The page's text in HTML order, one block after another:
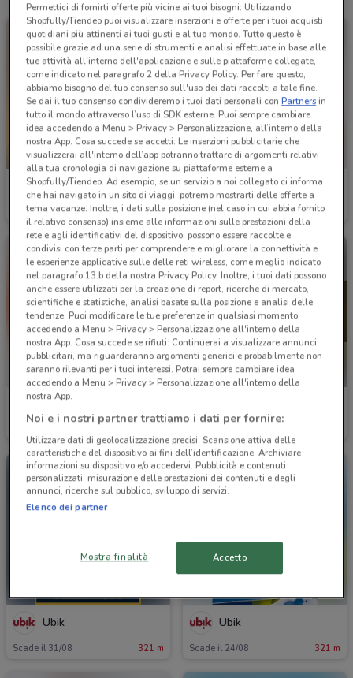
NUOVO
Giunti al Punto
Scade domenica 151 m
Giunti al Punto
Scade domenica 151 m
Giunti al Punto
Ubik
Scade il 31/08 321 m
Ubik
Scade il 24/08 321 m
Permettici di fornirti offerte più vicine ai tuoi bisogni: Utilizzando
Shopfully/Tiendeo puoi visualizzare inserzioni e offerte per i tuoi acquisti
quotidiani più attinenti ai tuoi gusti e al tuo mondo. Tutto questo è
possibile grazie ad una serie di strumenti e analisi effettuate in base alle
tue attività all'interno dell'applicazione e sulle piattaforme collegate,
come indicato nel paragrafo 2 della Privacy Policy. Per fare questo,
abbiamo bisogno del tuo consenso sull'uso dei dati raccolti a tale fine.
Se dai il tuo consenso condivideremo i tuoi dati personali conPartnersin
tutto il mondo attraverso l’uso di SDK esterne. Puoi sempre cambiare
idea accedendo a Menu > Privacy > Personalizzazione, all’interno della
nostra App. Cosa succede se accetti: Le inserzioni pubblicitarie che
visualizzerai all'interno dell’app potranno trattare di argomenti relativi
alla tua cronologia di navigazione su piattaforme esterne a
Shopfully/Tiendeo. Ad esempio, se un servizio a noi collegato ci informa
che hai navigato in un sito di viaggi, potremo mostrarti delle offerte a
tema vacanze. Inoltre, i dati sulla posizione (nel caso in cui abbia fornito
il relativo consenso) insieme alle informazioni sulle prestazioni della
rete e agli identificativi del dispositivo, possono essere raccolte e
condivisi con terze parti per comprendere e migliorare la connettività e
le esperienze applicative sulle delle reti wireless, come meglio indicato
nel paragrafo 13.b della nostra Privacy Policy. Inoltre, i tuoi dati possono
anche essere utilizzati per la creazione di report, ricerche di mercato,
scientifiche e statistiche, analisi basate sulla posizione e analisi delle
tendenze. Puoi modificare le tue preferenze in qualsiasi momento
accedendo a Menu > Privacy > Personalizzazione all'interno della
nostra App. Cosa succede se rifiuti: Continuerai a visualizzare annunci
pubblicitari, ma riguarderanno argomenti generici e probabilmente non
saranno rilevanti per i tuoi interessi. Potrai sempre cambiare idea
accedendo a Menu > Privacy > Personalizzazione all'interno della
nostra App.
Noi e i nostri partner trattiamo i dati per fornire:
Utilizzare dati di geolocalizzazione precisi. Scansione attiva delle
caratteristiche del dispositivo ai fini dell’identificazione. Archiviare
informazioni su dispositivo e/o accedervi. Pubblicità e contenuti
personalizzati, misurazione delle prestazioni dei contenuti e degli
annunci, ricerche sul pubblico, sviluppo di servizi.
Elenco dei partner
Mostra finalità Accetto